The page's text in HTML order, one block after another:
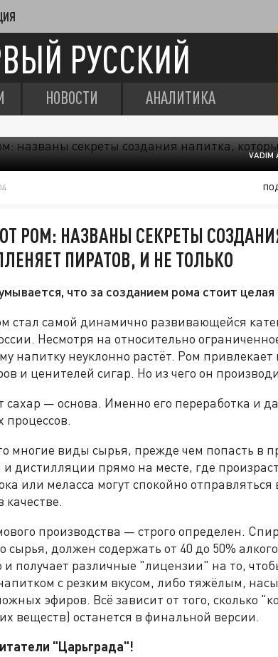
РУССКИЙ
НОВОСТИ АНАЛИТИКА
VADIM
РОМ: НАЗВАНЫ СЕКРЕТЫ
ПИРАТОВ, И НЕ ТОЛЬКО
что за созданием рома стоит целая
стал самой динамично развивающейся
Несмотря на относительно
напитку неуклонно растёт. Ром привлекает
и ценителей сигар. Но из чего он
сахар — основа. Именно его переработка и
процессов.
многие виды сырья, прежде чем попасть в
дистилляции прямо на месте, где
или меласса могут спокойно
качестве.
производства — строго определен.
сырья, должен содержать от 40 до 50%
получает различные "лицензии" на то,
с резким вкусом, либо тяжёлым,
эфиров. Всё зависит от того, сколько
веществ) останется в финальной версии.
"Царьграда"!